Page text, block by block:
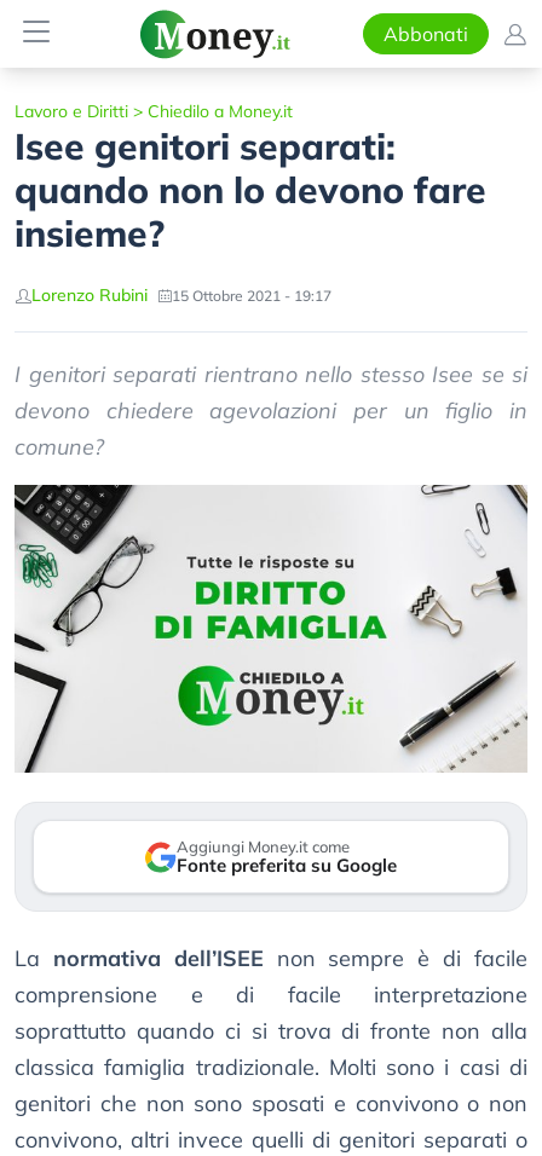
Abbonati
Lavoro e Diritti > Chiedilo a Money.it
Isee genitori separati:
quando non lo devono fare
insieme?
Lorenzo Rubini 15 Ottobre 2021 - 19:17
I genitori separati rientrano nello stesso Isee se si
devono chiedere agevolazioni per un figlio in
comune?
Aggiungi Money.it come
Fonte preferita su Google
La normativa dell’ISEE non sempre è di facile
comprensione e di facile interpretazione
soprattutto quando ci si trova di fronte non alla
classica famiglia tradizionale. Molti sono i casi di
genitori che non sono sposati e convivono o non
convivono, altri invece quelli di genitori separati o